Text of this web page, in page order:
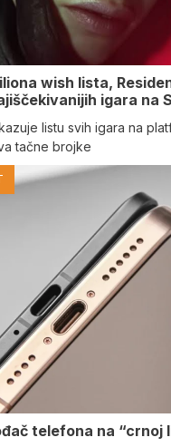
wish lista,
igara na
listu svih igara na
tačne brojke
telefona na “crnoj